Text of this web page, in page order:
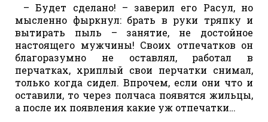
– Будет сделано! – заверил его Расул, но
мысленно фыркнул: брать в руки тряпку и
вытирать пыль – занятие, не достойное
настоящего мужчины! Своих отпечатков он
благоразумно не оставлял, работал в
перчатках, хриплый свои перчатки снимал,
только когда сидел. Впрочем, если они что и
оставили, то через полчаса появятся жильцы,
а после их появления какие уж отпечатки…